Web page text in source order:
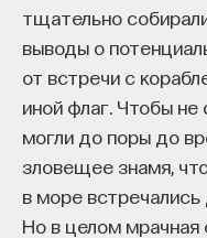
тщательно
выводы о
от встречи с
иной флаг. Чтобы не
могли до поры до
зловещее знамя,
в море встречались
Но в целом мрачная